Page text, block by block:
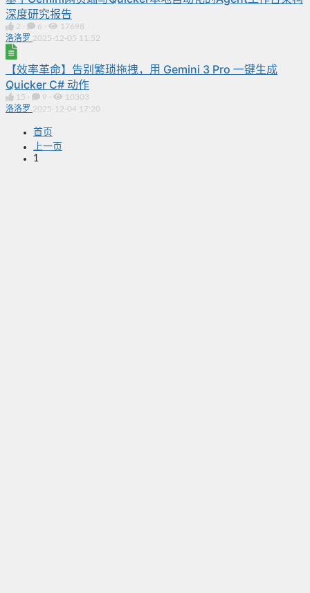
深度研究报告
2 · 6 ·
17698
洛洛罗 2025-12-05 11:52
【效率革命】告别繁琐拖拽，用 Gemini 3 Pro 一键生成
Quicker C# 动作
15 · 9 ·
10303
洛洛罗 2025-12-04 17:20
首页
上一页
1